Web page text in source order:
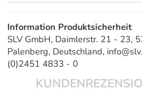
Information Produktsicherheit
SLV GmbH, Daimlerstr. 21 - 23,
Palenberg, Deutschland,
(0)2451 4833 - 0